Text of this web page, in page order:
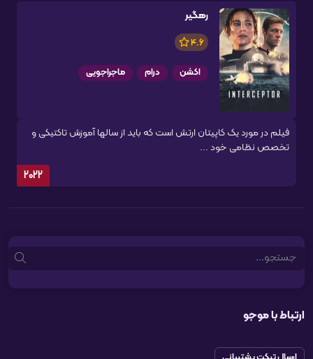
رهگیر
4.6
اکشن درام ماجراجویی
فیلم در مورد یک کاپیتان ارتش است که باید از سالها آموزش تاکتیکی و
تخصص نظامی خود ...
2022
Search
ارتباط با موجو